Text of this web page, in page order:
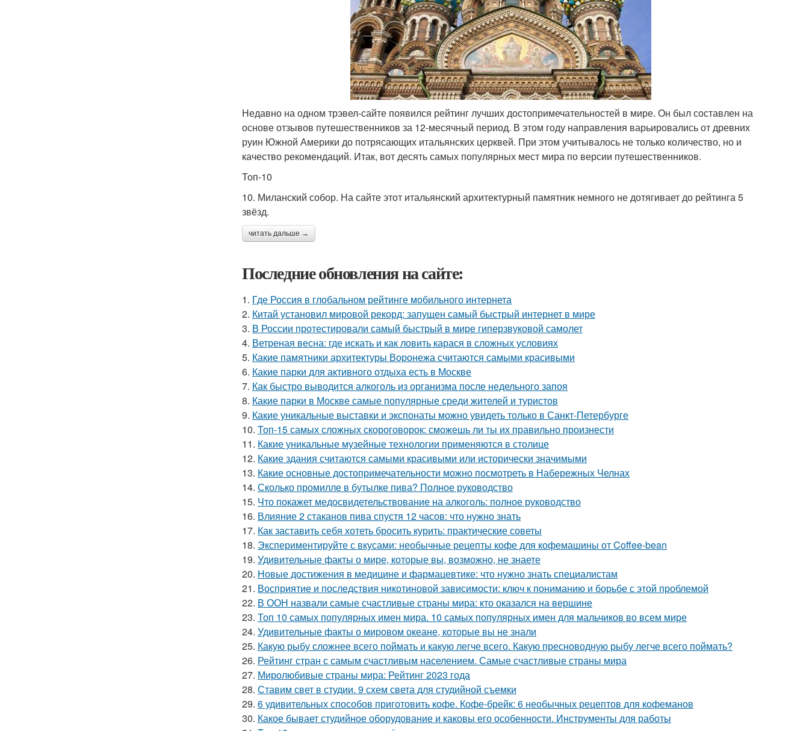
Недавно на одном трэвел-сайте появился рейтинг лучших достопримечательностей в мире. Он был составлен на
основе отзывов путешественников за 12-месячный период. В этом году направления варьировались от древних
руин Южной Америки до потрясающих итальянских церквей. При этом учитывалось не только количество, но и
качество рекомендаций. Итак, вот десять самых популярных мест мира по версии путешественников.
Топ-10
10. Миланский собор. На сайте этот итальянский архитектурный памятник немного не дотягивает до рейтинга 5
звёзд.
читать дальше →
Последние обновления на сайте:
1. Где Россия в глобальном рейтинге мобильного интернета
2. Китай установил мировой рекорд: запущен самый быстрый интернет в мире
3. В России протестировали самый быстрый в мире гиперзвуковой самолет
4. Ветреная весна: где искать и как ловить карася в сложных условиях
5. Какие памятники архитектуры Воронежа считаются самыми красивыми
6. Какие парки для активного отдыха есть в Москве
7. Как быстро выводится алкоголь из организма после недельного запоя
8. Какие парки в Москве самые популярные среди жителей и туристов
9. Какие уникальные выставки и экспонаты можно увидеть только в Санкт-Петербурге
10. Топ-15 самых сложных скороговорок: сможешь ли ты их правильно произнести
11. Какие уникальные музейные технологии применяются в столице
12. Какие здания считаются самыми красивыми или исторически значимыми
13. Какие основные достопримечательности можно посмотреть в Набережных Челнах
14. Сколько промилле в бутылке пива? Полное руководство
15. Что покажет медосвидетельствование на алкоголь: полное руководство
16. Влияние 2 стаканов пива спустя 12 часов: что нужно знать
17. Как заставить себя хотеть бросить курить: практические советы
18. Экспериментируйте с вкусами: необычные рецепты кофе для кофемашины от Coffee-bean
19. Удивительные факты о мире, которые вы, возможно, не знаете
20. Новые достижения в медицине и фармацевтике: что нужно знать специалистам
21. Восприятие и последствия никотиновой зависимости: ключ к пониманию и борьбе с этой проблемой
22. В ООН назвали самые счастливые страны мира: кто оказался на вершине
23. Топ 10 самых популярных имен мира. 10 самых популярных имен для мальчиков во всем мире
24. Удивительные факты о мировом океане, которые вы не знали
25. Какую рыбу сложнее всего поймать и какую легче всего. Какую пресноводную рыбу легче всего поймать?
26. Рейтинг стран с самым счастливым населением. Самые счастливые страны мира
27. Миролюбивые страны мира: Рейтинг 2023 года
28. Ставим свет в студии. 9 схем света для студийной съемки
29. 6 удивительных способов приготовить кофе. Кофе-брейк: 6 необычных рецептов для кофеманов
30. Какое бывает студийное оборудование и каковы его особенности. Инструменты для работы